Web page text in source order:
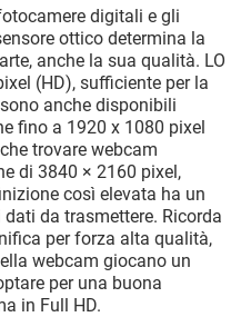
digitali e gli
ottico determina la
anche la sua qualità. LO
(HD), sufficiente per la
anche disponibili
fino a 1920 x 1080 pixel
trovare webcam
di 3840 × 2160 pixel,
così elevata ha un
da trasmettere. Ricorda
per forza alta qualità,
webcam giocano un
per una buona
in Full HD.